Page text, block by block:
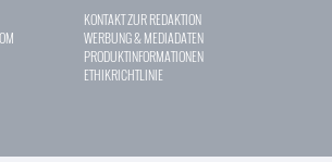
KONTAKT ZUR REDAKTION
WERBUNG & MEDIADATEN
PRODUKTINFORMATIONEN
ETHIKRICHTLINIE